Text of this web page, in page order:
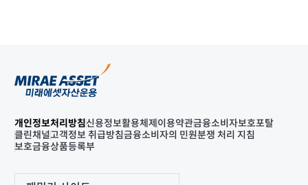
개인정보처리방침신용정보활용체제 이용약관금융소비자보호포탈
클린채널고객정보 취급방침금융소비자의 민원분쟁 처리 지침
보호금융상품등록부